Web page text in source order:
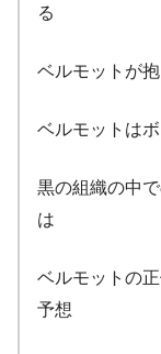
る
ベルモットが
ベルモットは
黒の組織の中
は
ベルモットの
予想